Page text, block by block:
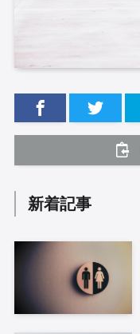
新着記事